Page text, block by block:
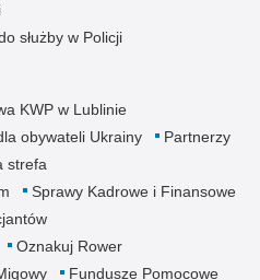
służby w Policji
KWP w Lublinie
obywateli Ukrainy
Partnerzy
strefa
Sprawy Kadrowe i Finansowe
Oznakuj Rower
Fundusze Pomocowe